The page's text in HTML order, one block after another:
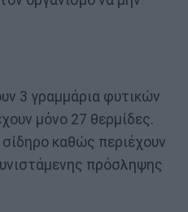
3 γραμμάρια φυτικών
μόνο 27 θερμίδες.
σίδηρο καθώς περιέχουν
πρόσληψης